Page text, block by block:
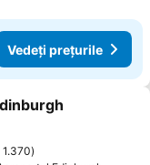
Vedeți prețurile
favorite
1.370